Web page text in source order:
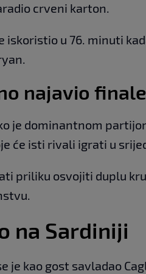
crveni karton.
iskoristio u 76. minuti
najavio finale
je dominantnom
će isti rivali igrati u
priliku osvojiti duplu
na Sardiniji
je kao gost savladao